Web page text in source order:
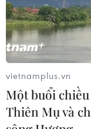
vietnamplus.vn
Một buổi
Thiên Mụ và